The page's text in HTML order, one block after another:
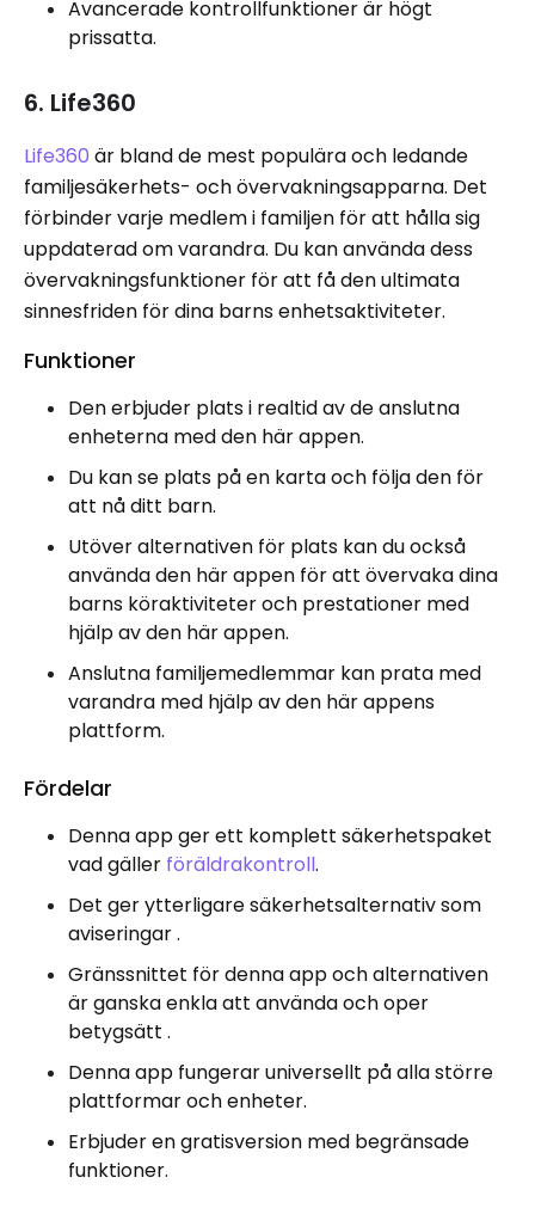
Avancerade kontrollfunktioner är högt
prissatta.
6. Life360
Life360 är bland de mest populära och ledande
familjesäkerhets- och övervakningsapparna. Det
förbinder varje medlem i familjen för att hålla sig
uppdaterad om varandra. Du kan använda dess
övervakningsfunktioner för att få den ultimata
sinnesfriden för dina barns enhetsaktiviteter.
Funktioner
Den erbjuder plats i realtid av de anslutna
enheterna med den här appen.
Du kan se plats på en karta och följa den för
att nå ditt barn.
Utöver alternativen för plats kan du också
använda den här appen för att övervaka dina
barns köraktiviteter och prestationer med
hjälp av den här appen.
Anslutna familjemedlemmar kan prata med
varandra med hjälp av den här appens
plattform.
Fördelar
Denna app ger ett komplett säkerhetspaket
vad gäller föräldrakontroll.
Det ger ytterligare säkerhetsalternativ som
aviseringar .
Gränssnittet för denna app och alternativen
är ganska enkla att använda och oper
betygsätt .
Denna app fungerar universellt på alla större
plattformar och enheter.
Erbjuder en gratisversion med begränsade
funktioner.